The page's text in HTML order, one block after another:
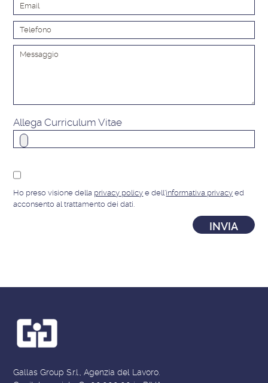
Allega Curriculum Vitae
Ho preso visione della privacy policy e dell'informativa privacy ed
acconsento al trattamento dei dati.
Gallas Group S.r.l., Agenzia del Lavoro.